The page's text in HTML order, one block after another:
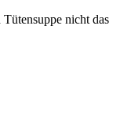
nicht das